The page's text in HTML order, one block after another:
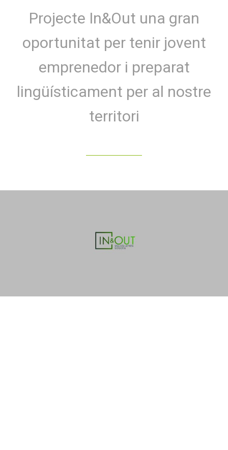
Projecte In&Out una gran
oportunitat per tenir jovent
emprenedor i preparat
lingüísticament per al nostre
territori